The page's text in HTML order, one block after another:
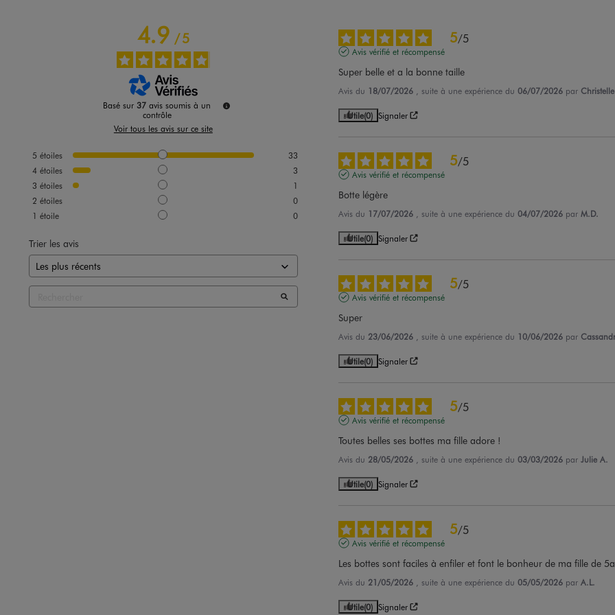
4.9/5
Basé sur37 avis soumis à un
contrôle
Voir tous les avis sur ce site
5 étoiles
33
4 étoiles
3
3 étoiles
1
2 étoiles
0
1 étoile 0
Trier les avis
5/5
Avis vérifié et récompensé
Super belle et a la bonne taille
Avis du 18/07/2026 , suite à une expérience du 06/07/2026 par Christelle
Utile(0) Signaler
5/5
Avis vérifié et récompensé
Botte légère
Avis du 17/07/2026 , suite à une expérience du 04/07/2026 par M.D.
Utile(0) Signaler
5/5
Avis vérifié et récompensé
Super
Avis du 23/06/2026 , suite à une expérience du 10/06/2026 par
Utile(0) Signaler
5/5
Avis vérifié et récompensé
Toutes belles ses bottes ma fille adore !
Avis du 28/05/2026 , suite à une expérience du 03/03/2026 par Julie A.
Utile(0) Signaler
5/5
Avis vérifié et récompensé
Les bottes sont faciles à enfiler et font le bonheur de ma fille de
Avis du 21/05/2026 , suite à une expérience du 05/05/2026 par A.L.
Utile(0) Signaler